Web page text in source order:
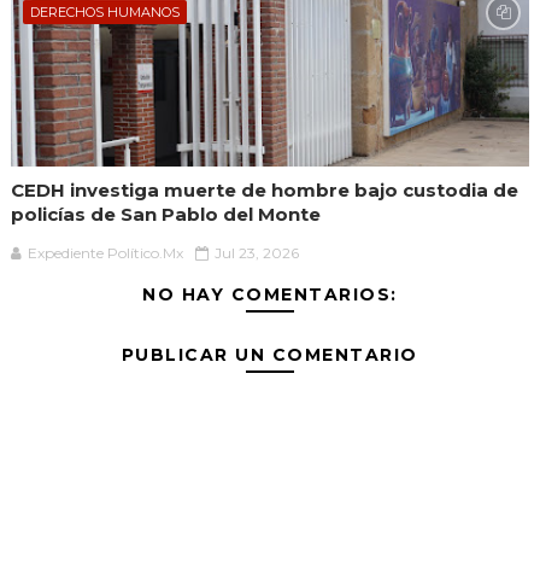
DERECHOS HUMANOS
CEDH investiga muerte de hombre bajo custodia de
policías de San Pablo del Monte
Expediente Político.Mx Jul 23, 2026
NO HAY COMENTARIOS:
PUBLICAR UN COMENTARIO